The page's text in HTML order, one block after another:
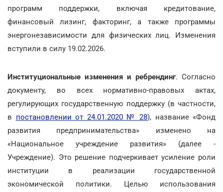
программ поддержки, включая кредитование,
финансовый лизинг, факторинг, а также программы
энергонезависимости для физических лиц. Изменения
вступили в силу 19.02.2026.
Институциональные изменения и ребрендинг. Согласно
документу, во всех нормативно-правовых актах,
регулирующих государственную поддержку (в частности,
в постановлении от 24.01.2020 № 28), название «Фонд
развития предпринимательства» изменено на
«Национальное учреждение развития» (далее -
Учреждение). Это решение подчеркивает усиление роли
институции в реализации государственной
экономической политики. Целью использования